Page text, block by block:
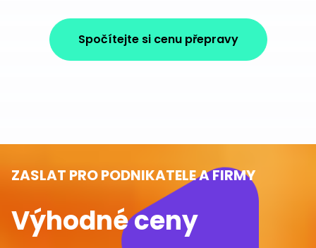
Spočítejte si cenu přepravy
ZASLAT PRO PODNIKATELE A FIRMY
Výhodné ceny